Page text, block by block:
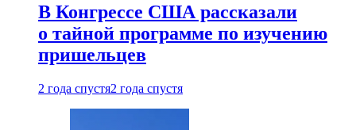
В Конгрессе США рассказали
о тайной программе по изучению
пришельцев
2 года спустя2 года спустя